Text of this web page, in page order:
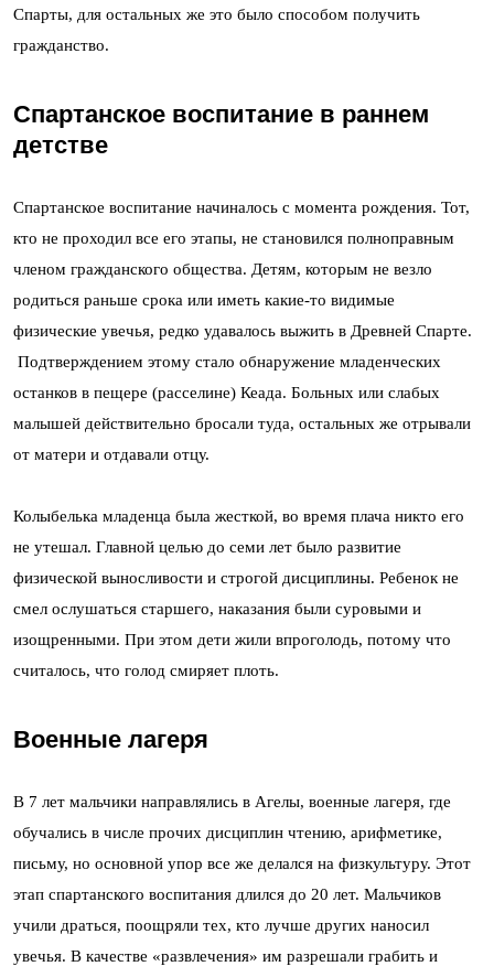
Спарты, для остальных же это было способом получить
гражданство.
Спартанское воспитание в раннем
детстве
Спартанское воспитание начиналось с момента рождения. Тот,
кто не проходил все его этапы, не становился полноправным
членом гражданского общества. Детям, которым не везло
родиться раньше срока или иметь какие-то видимые
физические увечья, редко удавалось выжить в Древней Спарте.
Подтверждением этому стало обнаружение младенческих
останков в пещере (расселине) Кеада. Больных или слабых
малышей действительно бросали туда, остальных же отрывали
от матери и отдавали отцу.
Колыбелька младенца была жесткой, во время плача никто его
не утешал. Главной целью до семи лет было развитие
физической выносливости и строгой дисциплины. Ребенок не
смел ослушаться старшего, наказания были суровыми и
изощренными. При этом дети жили впроголодь, потому что
считалось, что голод смиряет плоть.
Военные лагеря
В 7 лет мальчики направлялись в Агелы, военные лагеря, где
обучались в числе прочих дисциплин чтению, арифметике,
письму, но основной упор все же делался на физкультуру. Этот
этап спартанского воспитания длился до 20 лет. Мальчиков
учили драться, поощряли тех, кто лучше других наносил
увечья. В качестве «развлечения» им разрешали грабить и